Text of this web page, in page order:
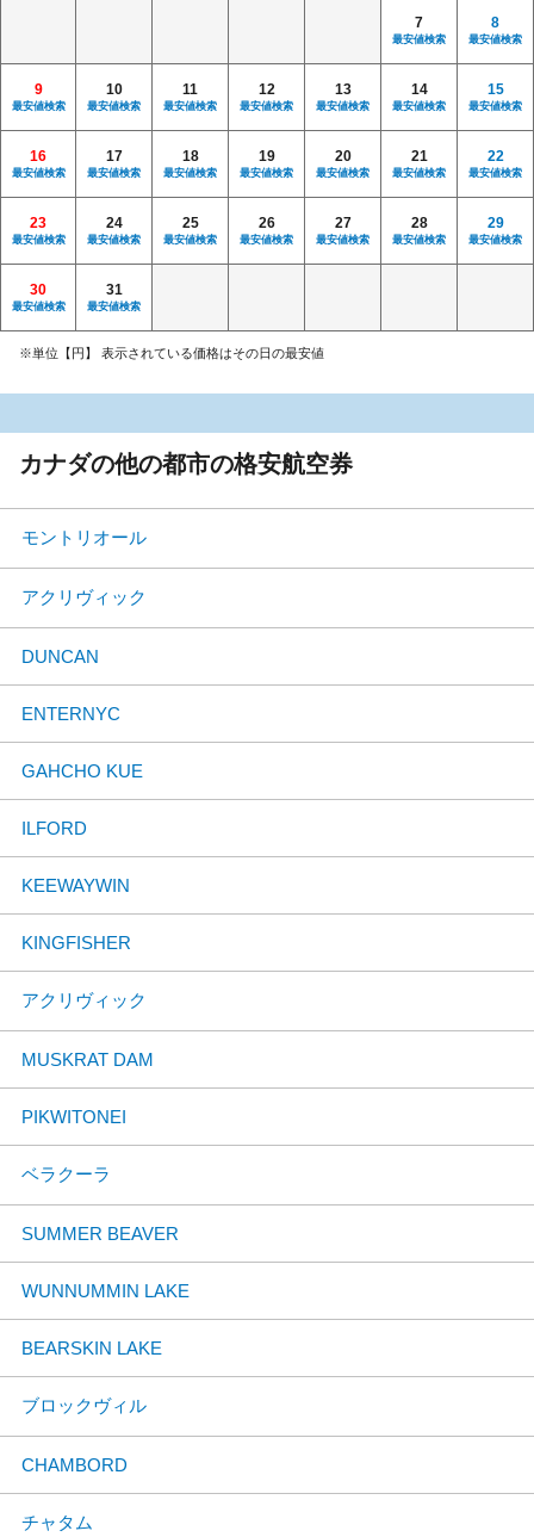
7
最安値検索
8
最安値検索
9
最安値検索
10
最安値検索
11
最安値検索
12
最安値検索
13
最安値検索
14
最安値検索
15
最安値検索
16
最安値検索
17
最安値検索
18
最安値検索
19
最安値検索
20
最安値検索
21
最安値検索
22
最安値検索
23
最安値検索
24
最安値検索
25
最安値検索
26
最安値検索
27
最安値検索
28
最安値検索
29
最安値検索
30
最安値検索
31
最安値検索
※単位【円】 表示されている価格はその日の最安値
カナダの他の都市の格安航空券
モントリオール
アクリヴィック
DUNCAN
ENTERNYC
GAHCHO KUE
ILFORD
KEEWAYWIN
KINGFISHER
アクリヴィック
MUSKRAT DAM
PIKWITONEI
ベラクーラ
SUMMER BEAVER
WUNNUMMIN LAKE
BEARSKIN LAKE
ブロックヴィル
CHAMBORD
チャタム